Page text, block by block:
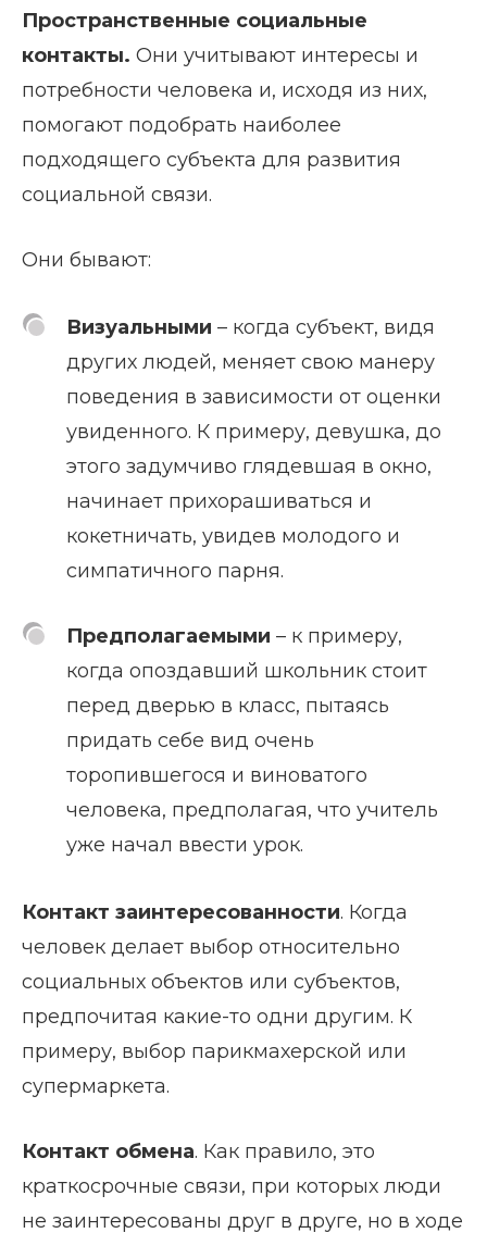
Пространственные социальные
контакты. Они учитывают интересы и
потребности человека и, исходя из них,
помогают подобрать наиболее
подходящего субъекта для развития
социальной связи.
Они бывают:
Визуальными – когда субъект, видя
других людей, меняет свою манеру
поведения в зависимости от оценки
увиденного. К примеру, девушка, до
этого задумчиво глядевшая в окно,
начинает прихорашиваться и
кокетничать, увидев молодого и
симпатичного парня.
Предполагаемыми – к примеру,
когда опоздавший школьник стоит
перед дверью в класс, пытаясь
придать себе вид очень
торопившегося и виноватого
человека, предполагая, что учитель
уже начал ввести урок.
Контакт заинтересованности. Когда
человек делает выбор относительно
социальных объектов или субъектов,
предпочитая какие-то одни другим. К
примеру, выбор парикмахерской или
супермаркета.
Контакт обмена. Как правило, это
краткосрочные связи, при которых люди
не заинтересованы друг в друге, но в ходе